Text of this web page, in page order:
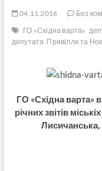
04.11.2016
Без
ГО «Східна варта»
депутата Привілля та
ГО «Східна варта»
річних звітів
Лисичанська,